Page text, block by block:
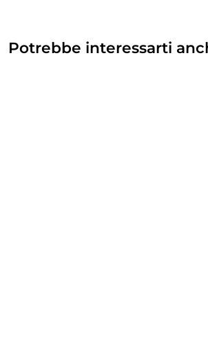
Potrebbe interessarti